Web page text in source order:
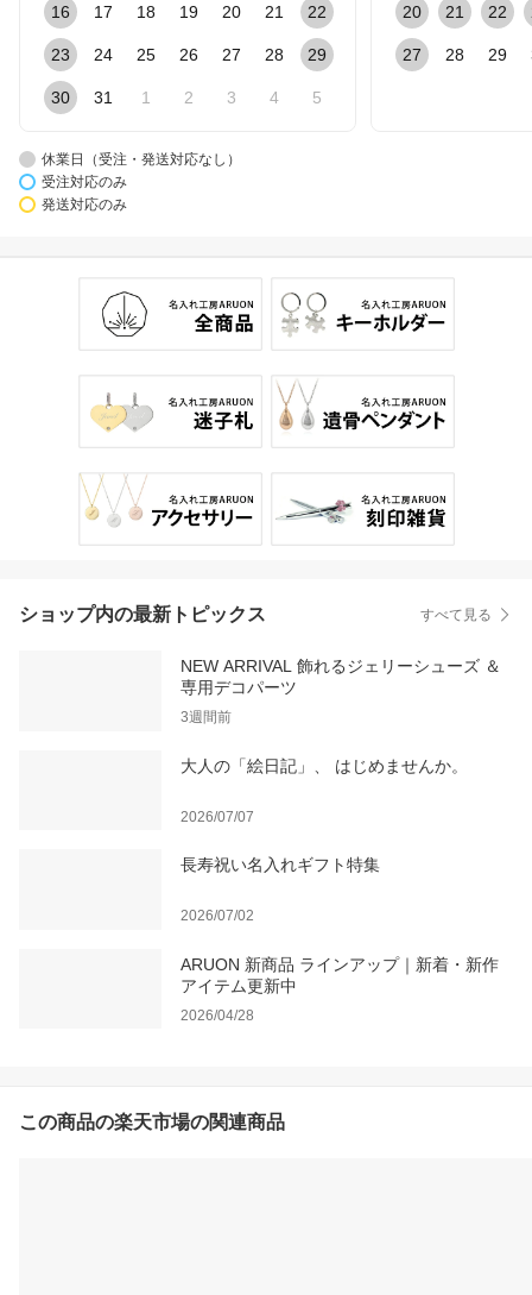
16 17 18 19 20 21 22
23 24 25 26 27 28 29
30 31 1 2 3 4 5
20 21 22
27 28 29
休業日（受注・発送対応なし）
受注対応のみ
発送対応のみ
ショップ内の最新トピックス すべて見る
NEW ARRIVAL 飾れるジェリーシューズ ＆
専用デコパーツ
3週間前
大人の「絵日記」、 はじめませんか。
2026/07/07
長寿祝い名入れギフト特集
2026/07/02
ARUON 新商品 ラインアップ｜新着・新作
アイテム更新中
2026/04/28
この商品の楽天市場の関連商品